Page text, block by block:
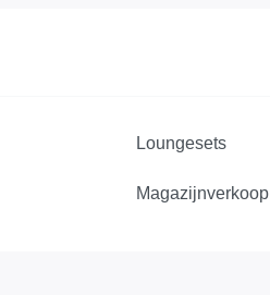
Loungesets
Magazijnverkoop